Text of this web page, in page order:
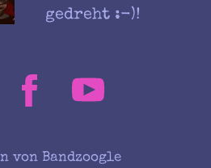
gedreht :-)!
von Bandzoogle